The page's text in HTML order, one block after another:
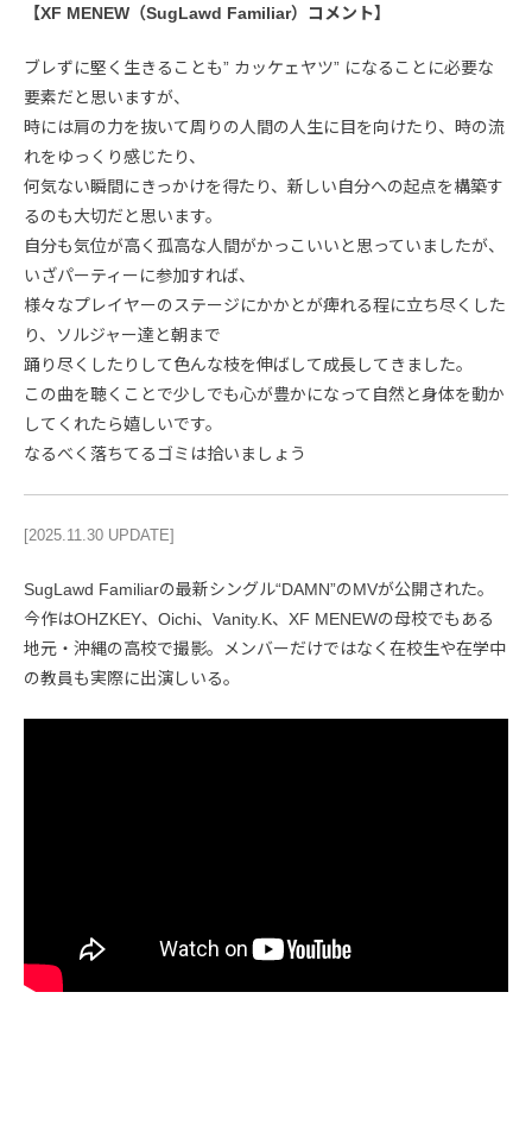
【XF MENEW（SugLawd Familiar）コメント】
ブレずに堅く生きることも” カッケェヤツ” になることに必要な
要素だと思いますが、
時には肩の力を抜いて周りの人間の人生に目を向けたり、時の流
れをゆっくり感じたり、
何気ない瞬間にきっかけを得たり、新しい自分への起点を構築す
るのも大切だと思います。
自分も気位が高く孤高な人間がかっこいいと思っていましたが、
いざパーティーに参加すれば、
様々なプレイヤーのステージにかかとが痺れる程に立ち尽くした
り、ソルジャー達と朝まで
踊り尽くしたりして色んな枝を伸ばして成長してきました。
この曲を聴くことで少しでも心が豊かになって自然と身体を動か
してくれたら嬉しいです。
なるべく落ちてるゴミは拾いましょう
[2025.11.30 UPDATE]
SugLawd Familiarの最新シングル“DAMN”のMVが公開された。
今作はOHZKEY、Oichi、Vanity.K、XF MENEWの母校でもある
地元・沖縄の高校で撮影。メンバーだけではなく在校生や在学中
の教員も実際に出演しいる。